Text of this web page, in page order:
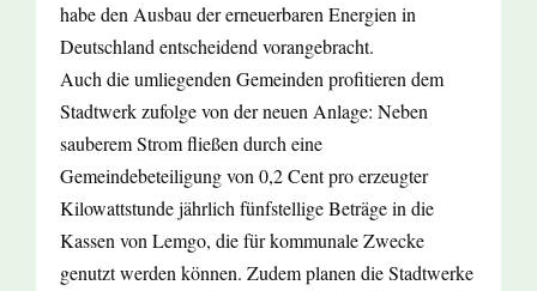
habe den Ausbau der erneuerbaren Energien in
Deutschland entscheidend vorangebracht.
Auch die umliegenden Gemeinden profitieren dem
Stadtwerk zufolge von der neuen Anlage: Neben
sauberem Strom fließen durch eine
Gemeindebeteiligung von 0,2 Cent pro erzeugter
Kilowattstunde jährlich fünfstellige Beträge in die
Kassen von Lemgo, die für kommunale Zwecke
genutzt werden können. Zudem planen die Stadtwerke